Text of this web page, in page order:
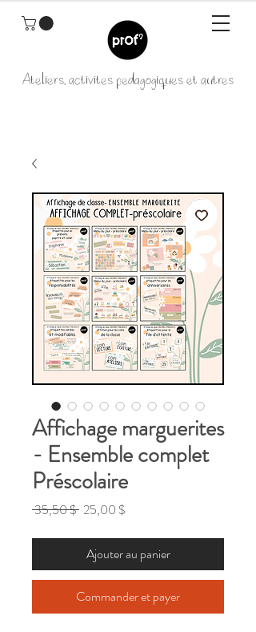
Ateliers, activités pédagogiques et autres
Affichage marguerites
- Ensemble complet
Préscolaire
35,50 $ Prix
25,00 $
Ajouter au panier
Commander et payer